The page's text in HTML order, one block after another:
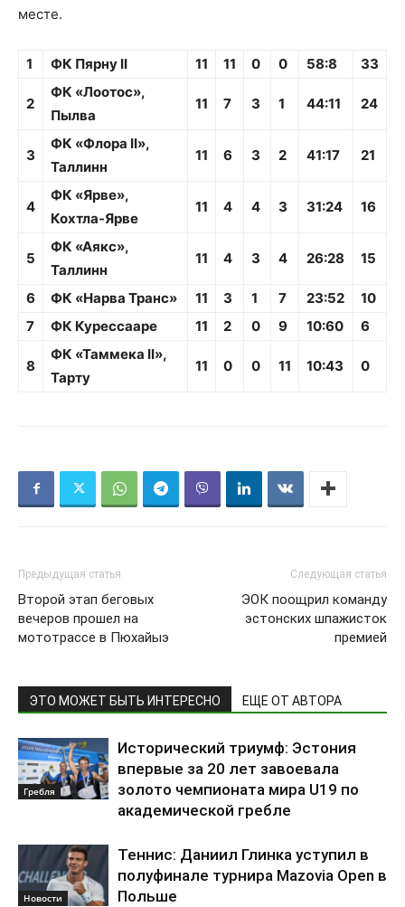
месте.
1 ФК Пярну II 11 11 0 0 58:8 33
2
ФК «Лоотос»,
Пылва
11 7 3 1 44:11 24
3
ФК «Флора II»,
Таллинн
11 6 3 2 41:17 21
4
ФК «Ярве»,
Кохтла-Ярве
11 4 4 3 31:24 16
5
ФК «Аякс»,
Таллинн
11 4 3 4 26:28 15
6 ФК «Нарва Транс» 11 3 1 7 23:52
10
7
ФК Курессааре 11 2 0 9 10:60 6
8
ФК «Таммека II»,
Тарту
11 0 0 11 10:43 0
Предыдущая статья
Второй этап беговых
вечеров прошел на
мототрассе в Пюхайыэ
Следующая статья
ЭОК поощрил команду
эстонских шпажисток
премией
ЭТО МОЖЕТ БЫТЬ ИНТЕРЕСНО ЕЩЕ ОТ АВТОРА
Гребля
Исторический триумф: Эстония
впервые за 20 лет завоевала
золото чемпионата мира U19 по
академической гребле
Новости
Теннис: Даниил Глинка уступил в
полуфинале турнира Mazovia Open в
Польше